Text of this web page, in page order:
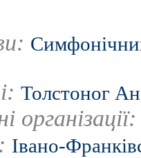
Толстоног
Івано-